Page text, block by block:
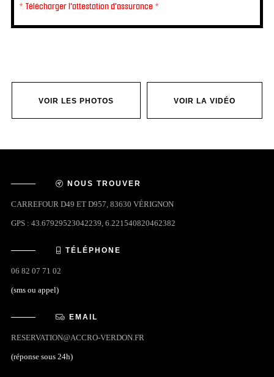
* Télécharger l'attestation d'assurance *
VOIR LES PHOTOS VOIR LA VIDÉO
NOUS TROUVER
CARREFOUR D49 ET D957, 83630 VÉRIGNON
GPS : 43.67929523042239, 6.221540820462382
TÉLÉPHONE
06 82 07 71 02
(sms ou appel)
EMAIL
RESERVATION@ACCRO-VERDON.FR
(réponse sous 24h)